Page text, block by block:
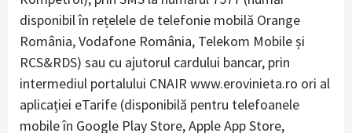
disponibil în rețelele de telefonie mobilă Orange
România, Vodafone România, Telekom Mobile și
RCS&RDS) sau cu ajutorul cardului bancar, prin
intermediul portalului CNAIR www.erovinieta.ro ori al
aplicației eTarife (disponibilă pentru telefoanele
mobile în Google Play Store, Apple App Store,